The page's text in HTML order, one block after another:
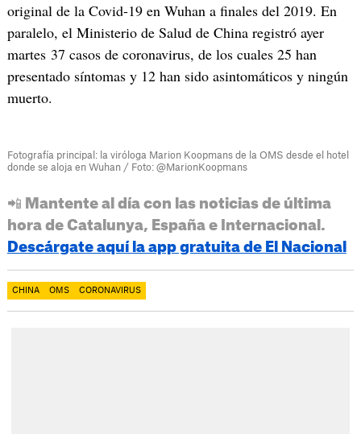
original de la Covid-19 en Wuhan a finales del 2019. En
paralelo, el Ministerio de Salud de China registró ayer
martes 37 casos de coronavirus, de los cuales 25 han
presentado síntomas y 12 han sido asintomáticos y ningún
muerto.
Fotografía principal: la viróloga Marion Koopmans de la OMS desde el hotel
donde se aloja en Wuhan / Foto: @MarionKoopmans
📲 Mantente al día con las noticias de última
hora de Catalunya, España e Internacional.
Descárgate aquí la app gratuita de El Nacional
CHINA OMS CORONAVIRUS